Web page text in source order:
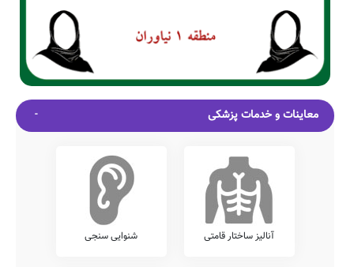
معاینات و خدمات پزشکی
آنالیز ساختار قامتی شنوایی سنجی